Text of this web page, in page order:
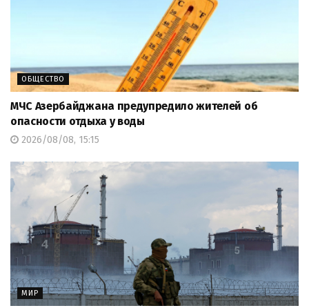
ОБЩЕСТВО
МЧС Азербайджана предупредило жителей об
опасности отдыха у воды
2026/08/08, 15:15
МИР